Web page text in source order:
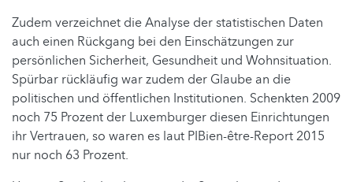
Zudem verzeichnet die Analyse der statistischen Daten
auch einen Rückgang bei den Einschätzungen zur
persönlichen Sicherheit, Gesundheit und Wohnsituation.
Spürbar rückläufig war zudem der Glaube an die
politischen und öffentlichen Institutionen. Schenkten 2009
noch 75 Prozent der Luxemburger diesen Einrichtungen
ihr Vertrauen, so waren es laut PIBien-être-Report 2015
nur noch 63 Prozent.